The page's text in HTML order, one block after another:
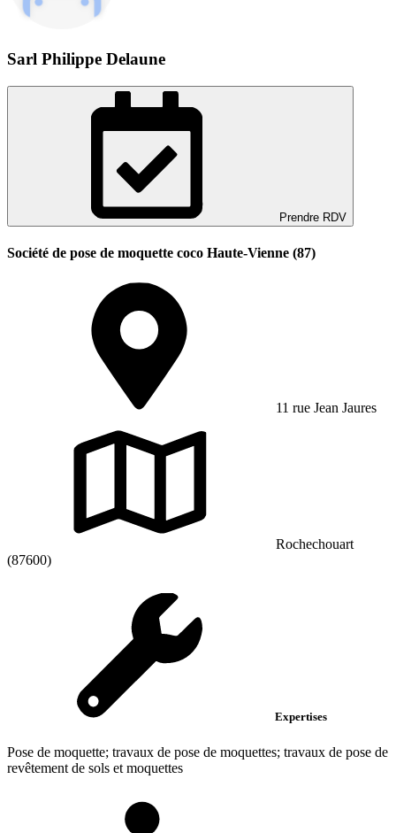
Sarl Philippe Delaune
Prendre RDV
Société de pose de moquette coco Haute-Vienne (87)
11 rue Jean Jaures
Rochechouart
(87600)
Expertises
Pose de moquette; travaux de pose de moquettes; travaux de pose de
revêtement de sols et moquettes